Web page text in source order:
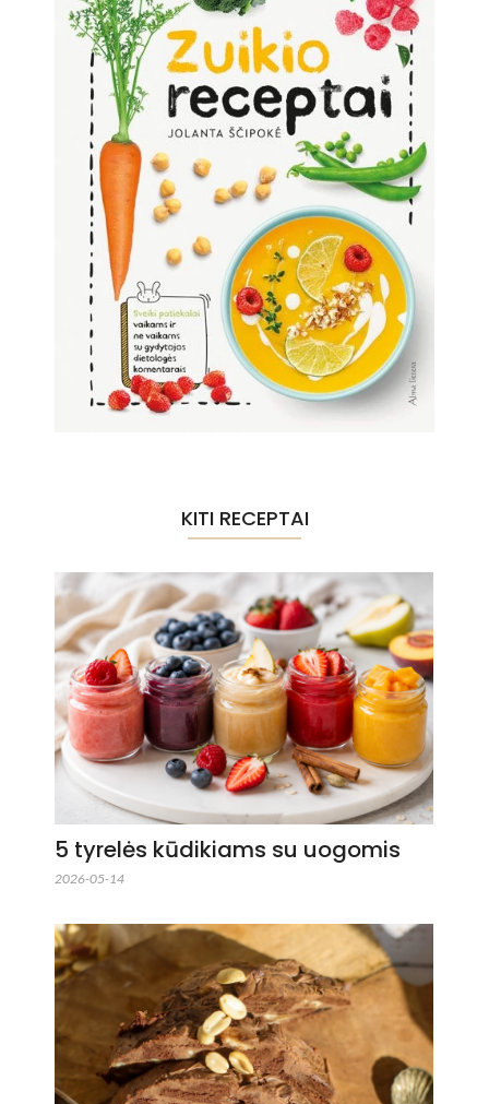
KITI RECEPTAI
5 tyrelės kūdikiams su uogomis
2026-05-14